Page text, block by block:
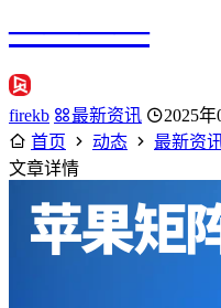
————
firekb 最新资讯 2025年
首页
动态 最新资
文章详情